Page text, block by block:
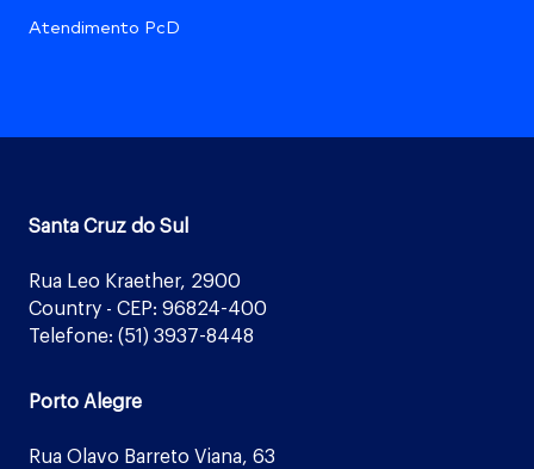
Atendimento PcD
Santa Cruz do Sul
Rua Leo Kraether, 2900
Country - CEP: 96824-400
Telefone: (51) 3937-8448
Porto Alegre
Rua Olavo Barreto Viana, 63